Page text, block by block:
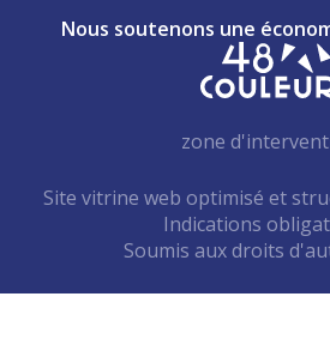
Nous soutenons une
zone
Site vitrine web optimisé et
—
Indications
—
Soumis aux droits